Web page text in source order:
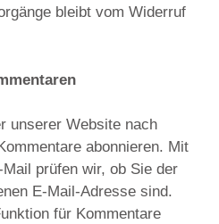
bleibt vom Widerruf
unserer Website nach
abonnieren. Mit
prüfen wir, ob Sie der
E-Mail-Adresse sind.
für Kommentare